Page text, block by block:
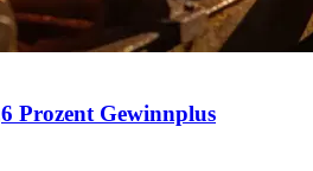
Prozent Gewinnplus